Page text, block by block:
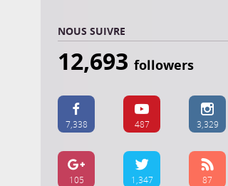
NOUS SUIVRE
12,693 followers

7,338

487

3,329

105

1,347

87